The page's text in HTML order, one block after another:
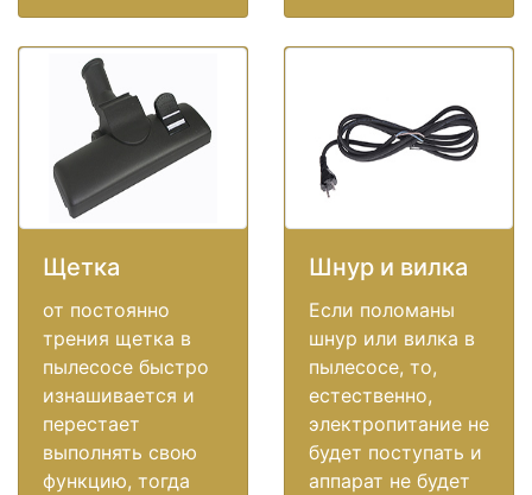
Щетка
от постоянно
трения щетка в
пылесосе быстро
изнашивается и
перестает
выполнять свою
функцию, тогда
Шнур и вилка
Если поломаны
шнур или вилка в
пылесосе, то,
естественно,
электропитание не
будет поступать и
аппарат не будет